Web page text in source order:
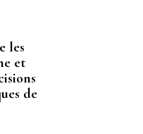
les
et
de